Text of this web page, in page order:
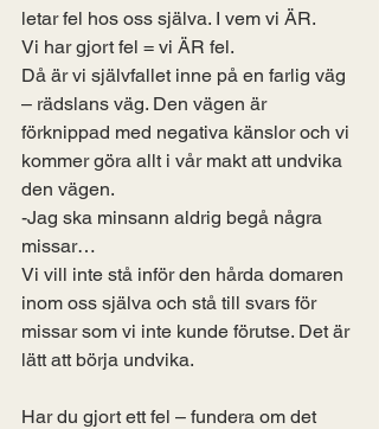
letar fel hos oss själva. I vem vi ÄR.
Vi har gjort fel = vi ÄR fel.
Då är vi självfallet inne på en farlig väg
– rädslans väg. Den vägen är
förknippad med negativa känslor och vi
kommer göra allt i vår makt att undvika
den vägen.
-Jag ska minsann aldrig begå några
missar…
Vi vill inte stå inför den hårda domaren
inom oss själva och stå till svars för
missar som vi inte kunde förutse. Det är
lätt att börja undvika.
Har du gjort ett fel – fundera om det